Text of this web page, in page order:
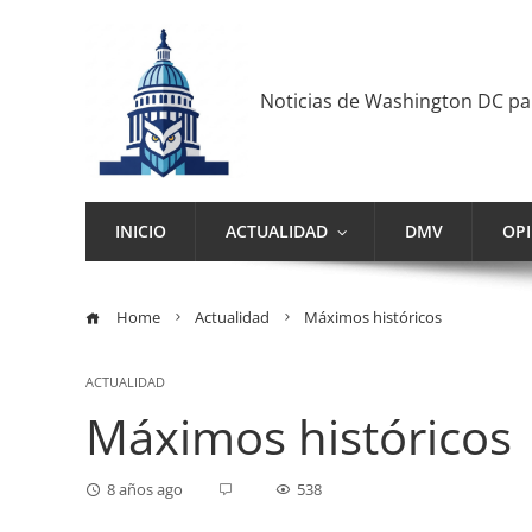
Noticias de Washington DC
INICIO ACTUALIDAD DMV
Home Actualidad Máximos históricos
ACTUALIDAD
Máximos históricos
8 años ago 538